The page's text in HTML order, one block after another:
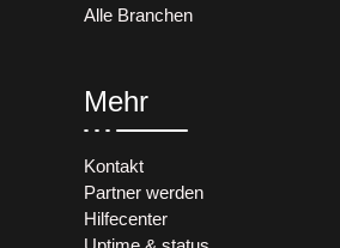
Alle Branchen
Mehr
Kontakt
Partner werden
Hilfecenter